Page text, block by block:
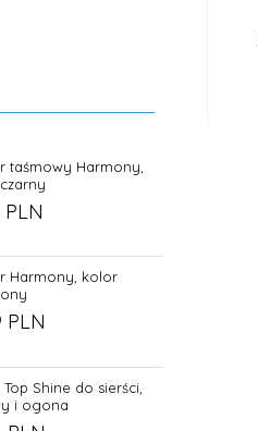
taśmowy Harmony,
PLN
Harmony, kolor
PLN
Shine do sierści,
i ogona